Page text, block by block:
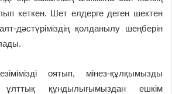
кеткен. Шет елдерге деген шектен
дәстүріміздің қолданылу шеңберін
оятып, мінез-құлқымызды
ұлттық құндылығымыздан ешкім